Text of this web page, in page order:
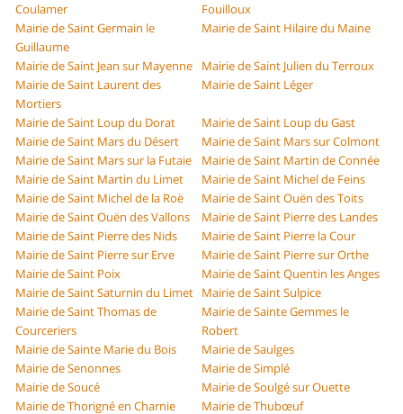
Coulamer
Fouilloux
Mairie de Saint Germain le
Guillaume
Mairie de Saint Hilaire du Maine
Mairie de Saint Jean sur Mayenne
Mairie de Saint Julien du Terroux
Mairie de Saint Laurent des
Mortiers
Mairie de Saint Léger
Mairie de Saint Loup du Dorat
Mairie de Saint Loup du Gast
Mairie de Saint Mars du Désert
Mairie de Saint Mars sur Colmont
Mairie de Saint Mars sur la Futaie
Mairie de Saint Martin de Connée
Mairie de Saint Martin du Limet
Mairie de Saint Michel de Feins
Mairie de Saint Michel de la Roë
Mairie de Saint Ouën des Toits
Mairie de Saint Ouën des Vallons
Mairie de Saint Pierre des Landes
Mairie de Saint Pierre des Nids
Mairie de Saint Pierre la Cour
Mairie de Saint Pierre sur Erve
Mairie de Saint Pierre sur Orthe
Mairie de Saint Poix
Mairie de Saint Quentin les Anges
Mairie de Saint Saturnin du Limet Mairie de Saint Sulpice
Mairie de Saint Thomas de
Courceriers
Mairie de Sainte Gemmes le
Robert
Mairie de Sainte Marie du Bois
Mairie de Saulges
Mairie de Senonnes
Mairie de Simplé
Mairie de Soucé
Mairie de Soulgé sur Ouette
Mairie de Thorigné en Charnie
Mairie de Thubœuf